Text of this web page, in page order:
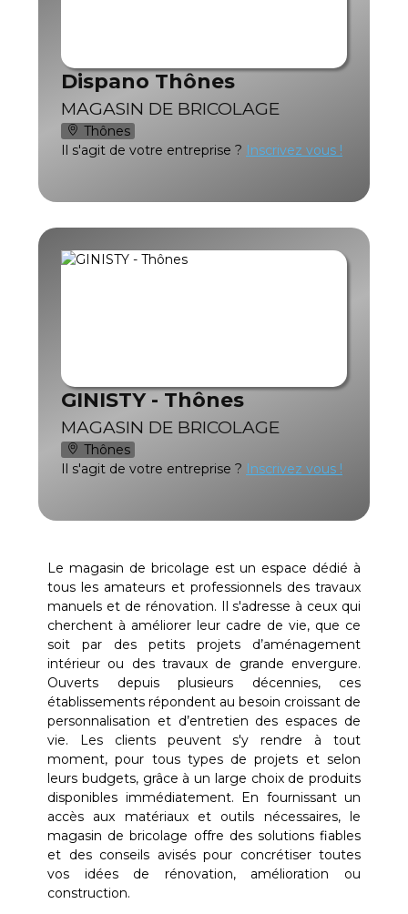
Dispano Thônes
MAGASIN DE BRICOLAGE
Thônes
Il s'agit de votre entreprise ? Inscrivez vous !
GINISTY - Thônes
MAGASIN DE BRICOLAGE
Thônes
Il s'agit de votre entreprise ? Inscrivez vous !
Le magasin de bricolage est un espace dédié à
tous les amateurs et professionnels des travaux
manuels et de rénovation. Il s'adresse à ceux qui
cherchent à améliorer leur cadre de vie, que ce
soit par des petits projets d’aménagement
intérieur ou des travaux de grande envergure.
Ouverts depuis plusieurs décennies, ces
établissements répondent au besoin croissant de
personnalisation et d’entretien des espaces de
vie. Les clients peuvent s'y rendre à tout
moment, pour tous types de projets et selon
leurs budgets, grâce à un large choix de produits
disponibles immédiatement. En fournissant un
accès aux matériaux et outils nécessaires, le
magasin de bricolage offre des solutions fiables
et des conseils avisés pour concrétiser toutes
vos idées de rénovation, amélioration ou
construction.